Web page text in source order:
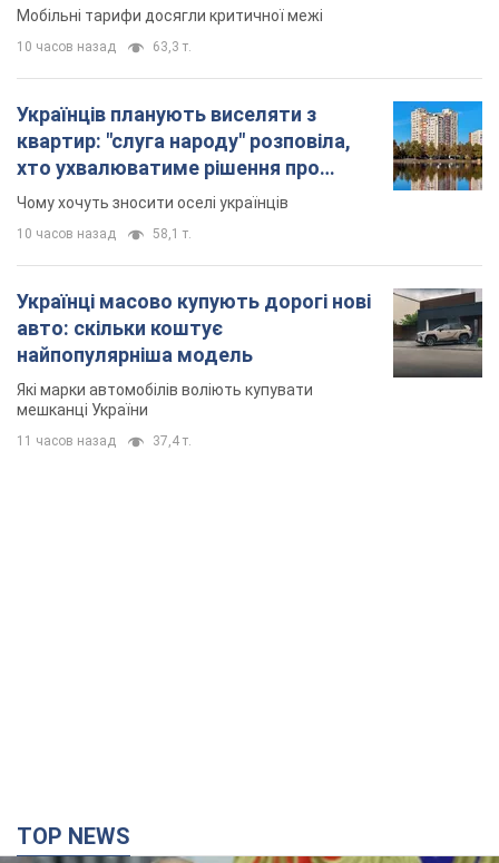
Мобільні тарифи досягли критичної межі
10 часов назад 63,3 т.
Українців планують виселяти з
квартир: "слуга народу" розповіла,
хто ухвалюватиме рішення про
знесення будинків
Чому хочуть зносити оселі українців
10 часов назад 58,1 т.
Українці масово купують дорогі нові
авто: скільки коштує
найпопулярніша модель
Які марки автомобілів воліють купувати
мешканці України
11 часов назад 37,4 т.
TOP NEWS